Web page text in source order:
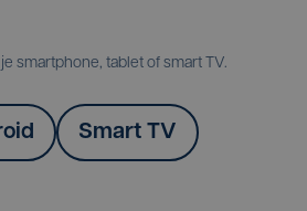
smartphone, tablet of smart TV.
Smart TV